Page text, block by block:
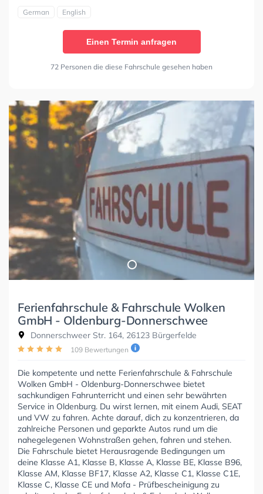
German English
Einen Termin anfragen
72 Personen die diese Fahrschule gesehen haben
Ferienfahrschule & Fahrschule Wolken
GmbH - Oldenburg-Donnerschwee
Donnerschweer Str. 164, 26123 Bürgerfelde
109 Bewertungen
Die kompetente und nette Ferienfahrschule & Fahrschule
Wolken GmbH - Oldenburg-Donnerschwee bietet
sachkundigen Fahrunterricht und einen sehr bewährten
Service in Oldenburg. Du wirst lernen, mit einem Audi, SEAT
und VW zu fahren. Achte darauf, dich zu konzentrieren, da
zahlreiche Personen und geparkte Autos rund um die
nahegelegenen Wohnstraßen gehen, fahren und stehen.
Die Fahrschule bietet Herausragende Bedingungen um
deine Klasse A1, Klasse B, Klasse A, Klasse BE, Klasse B96,
Klasse AM, Klasse BF17, Klasse A2, Klasse C1, Klasse C1E,
Klasse C, Klasse CE und Mofa - Prüfbescheinigung zu